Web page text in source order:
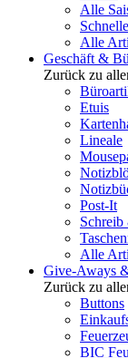
Alle
Alle
Geschäft &
Zurück zu
Etuis
Lineale
Post-It
Schreib
Alle
Give-Aways
Zurück zu
Buttons
BIC